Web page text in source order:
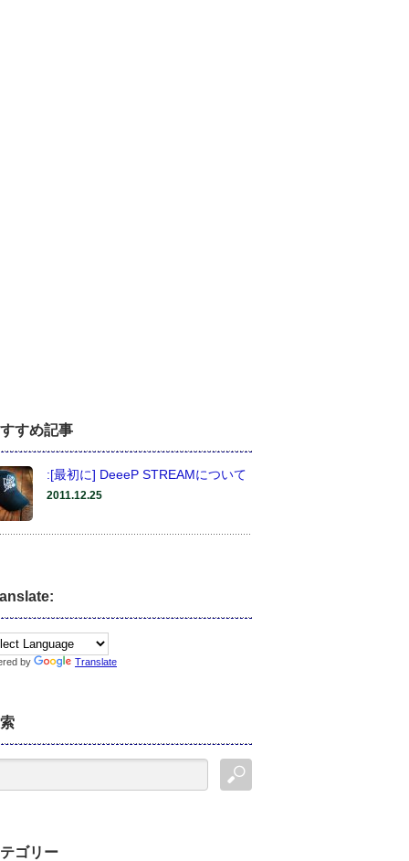
すめ記事
:[最初に] DeeeP STREAMについて
2011.12.25
by Translate
ゴリー